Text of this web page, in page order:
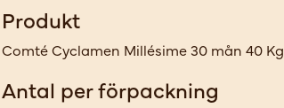
Produkt
Comté Cyclamen Millésime 30 mån 40 Kg
Antal per förpackning